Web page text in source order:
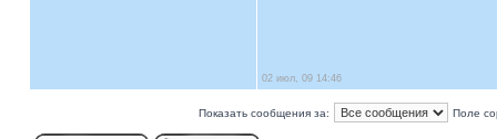
02 июл, 09 14:46
Показать сообщения за: Поле